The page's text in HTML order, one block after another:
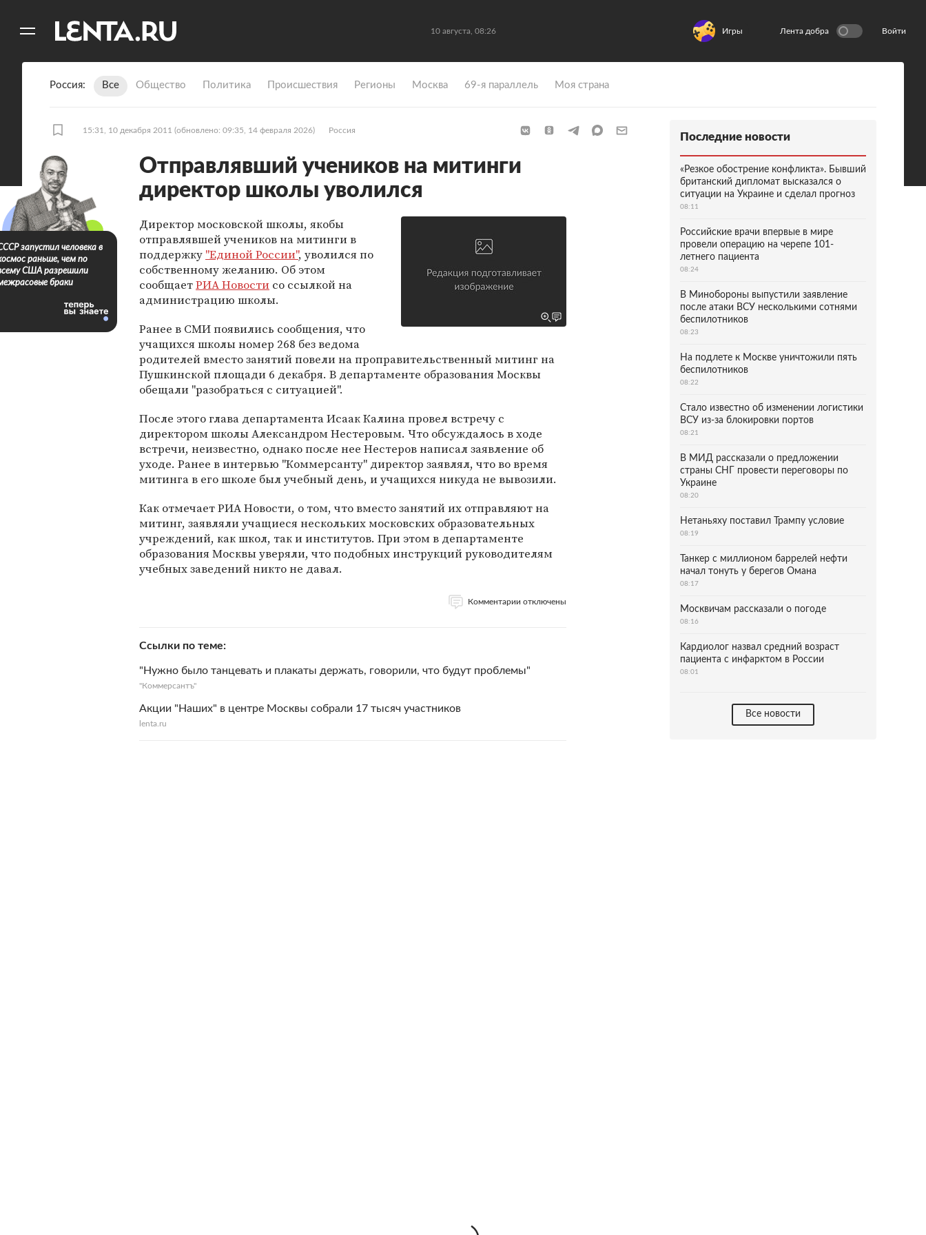
10 августа, 08:26 Игры Лента добра Войти
Россия Все Общество Политика Происшествия Регионы Москва 69-я параллель Моя страна
15:31, 10 декабря 2011 (обновлено: 09:35, 14 февраля 2026) Россия
Отправлявший учеников на митинги
директор школы уволился
Директор московской школы, якобы
отправлявшей учеников на митинги в
поддержку "Единой России", уволился по
собственному желанию. Об этом
сообщаетРИА Новости со ссылкой на
администрацию школы.
Ранее в СМИ появились сообщения, что
учащихся школы номер 268 без ведома
родителей вместо занятий повели на проправительственный митинг на
Пушкинской площади 6 декабря. В департаменте образования Москвы
обещали "разобраться с ситуацией".
После этого глава департамента Исаак Калина провел встречу с
директором школы Александром Нестеровым. Что обсуждалось в ходе
встречи, неизвестно, однако после нее Нестеров написал заявление об
уходе. Ранее в интервью "Коммерсанту" директор заявлял, что во время
митинга в его школе был учебный день, и учащихся никуда не вывозили.
Как отмечает РИА Новости, о том, что вместо занятий их отправляют на
митинг, заявляли учащиеся нескольких московских образовательных
учреждений, как школ, так и институтов. При этом в департаменте
образования Москвы уверяли, что подобных инструкций руководителям
учебных заведений никто не давал.
Комментарии отключены
Ссылки по теме
"Нужно было танцевать и плакаты держать, говорили, что будут проблемы"
"Коммерсантъ"
Акции "Наших" в центре Москвы собрали 17 тысяч участников
lenta.ru
запустил человека в
раньше, чем по
США разрешили
браки
Последние новости
«Резкое обострение конфликта». Бывший
британский дипломат высказался о
ситуации на Украине и сделал прогноз
08:11
Российские врачи впервые в мире
провели операцию на черепе 101-
летнего пациента
08:24
В Минобороны выпустили заявление
после атаки ВСУ несколькими сотнями
беспилотников
08:23
На подлете к Москве уничтожили пять
беспилотников
08:22
Стало известно об изменении логистики
ВСУ из-за блокировки портов
08:21
В МИД рассказали о предложении
страны СНГ провести переговоры по
Украине
08:20
Нетаньяху поставил Трампу условие
08:19
Танкер с миллионом баррелей нефти
начал тонуть у берегов Омана
08:17
Москвичам рассказали о погоде
08:16
Кардиолог назвал средний возраст
пациента с инфарктом в России
08:01
Все новости